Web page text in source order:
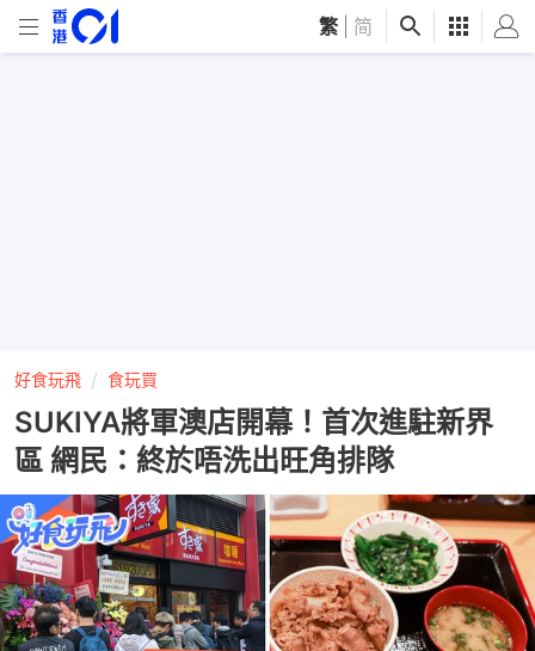
繁 简
好食玩飛 食玩買
SUKIYA將軍澳店開幕！首次進駐新界
區 網民：終於唔洗出旺角排隊